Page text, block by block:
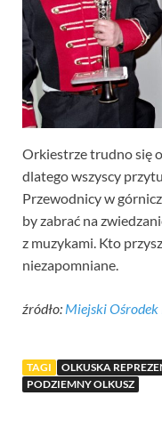
Orkiestrze trudno się
dlatego wszyscy
Przewodnicy w
by zabrać na
z muzykami. Kto
niezapomniane.
źródło: Miejski
TAGI OLKUSKA
PODZIEMNY OLKUSZ